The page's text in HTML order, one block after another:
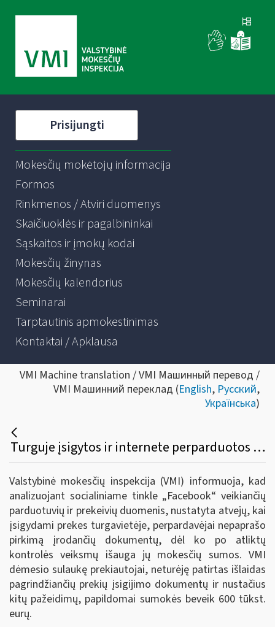
Prisijungti
Mokesčių mokėtojų informacija
Formos
Rinkmenos / Atviri duomenys
Skaičiuoklės ir pagalbininkai
Sąskaitos ir įmokų kodai
Mokesčių žinynas
Mokesčių kalendorius
Seminarai
Tarptautinis apmokestinimas
Kontaktai / Apklausa
VMI Machine translation / VMI Машинный перевод /
VMI Машинний переклад (English, Русский,
Українська)
Turguje įsigytos ir internete perparduotos prekės gali palengvinti pardavėjų kišenes
Valstybinė mokesčių inspekcija (VMI) informuoja, kad
analizuojant socialiniame tinkle „Facebook“ veikiančių
parduotuvių ir prekeivių duomenis, nustatyta atvejų, kai
įsigydami prekes turgavietėje, perpardavėjai nepaprašo
pirkimą įrodančių dokumentų, dėl ko po atliktų
kontrolės veiksmų išauga jų mokesčių sumos. VMI
dėmesio sulaukę prekiautojai, neturėję patirtas išlaidas
pagrindžiančių prekių įsigijimo dokumentų ir nustačius
kitų pažeidimų, papildomai sumokės beveik 600 tūkst.
eurų.